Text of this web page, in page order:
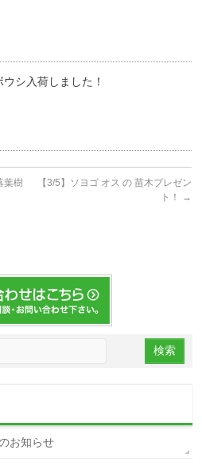
ウシ入荷しました！
葉樹
【3/5】ソヨゴ オス の 苗木プレゼン
ト！
→
お知らせ